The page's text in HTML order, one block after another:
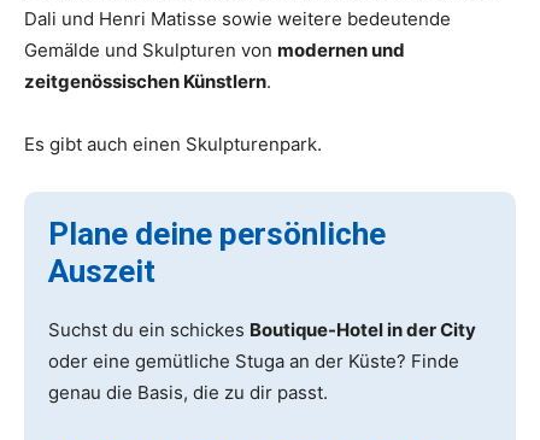
Dali und Henri Matisse sowie weitere bedeutende
Gemälde und Skulpturen von modernen und
zeitgenössischen Künstlern.
Es gibt auch einen Skulpturenpark.
Plane deine persönliche
Auszeit
Suchst du ein schickes Boutique-Hotel in der City
oder eine gemütliche Stuga an der Küste? Finde
genau die Basis, die zu dir passt.